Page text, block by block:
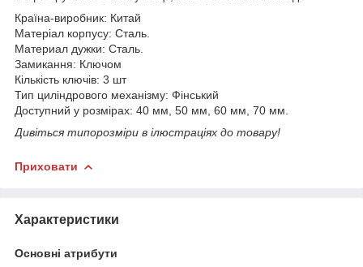
Країна-виробник: Китай
Матеріал корпусу: Сталь.
Материал дужки: Сталь.
Замикання: Ключом
Кількість ключів: 3 шт
Тип циліндрового механізму: Фінський
Доступний у розмірах: 40 мм, 50 мм, 60 мм, 70 мм.
Дивіться типорозміри в ілюстраціях до товару!
Приховати
Характеристики
Основні атрибути